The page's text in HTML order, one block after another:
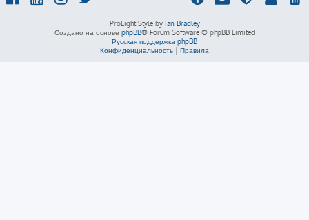
ProLight Style by Ian Bradley
Создано на основе phpBB® Forum Software © phpBB Limited
Русская поддержка phpBB
Конфиденциальность | Правила